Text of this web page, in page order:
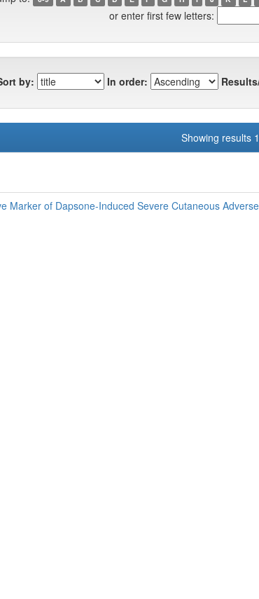
or enter first few letters:
by: In order:
Showing results
Marker of Dapsone-Induced Severe Cutaneous